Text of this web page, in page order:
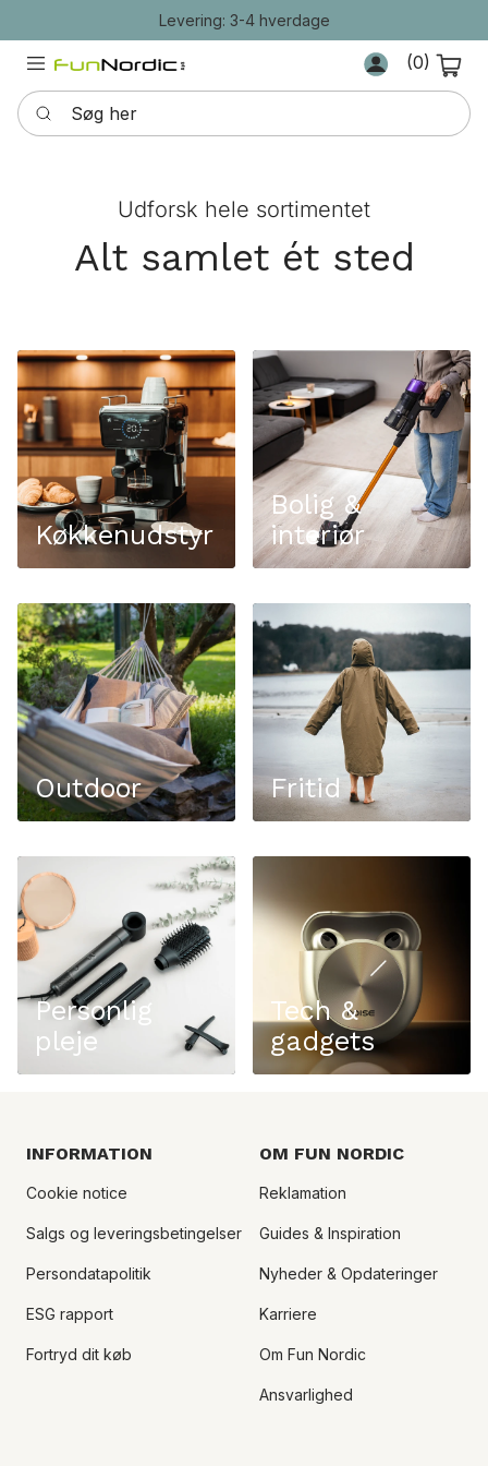
Levering: 3-4 hverdage
Log indKurv
(0)
Søg her
Udforsk hele sortimentet
Alt samlet ét sted
Køkkenudstyr
Køkkenudstyr
Bolig &
interiør
Bolig & interiør
Outdoor
Outdoor
Fritid
Fritid
Personlig
pleje
Personlig pleje
Tech &
gadgets
INFORMATION
Cookie notice
Salgs og leveringsbetingelser
Persondatapolitik
ESG rapport
Fortryd dit køb
OM FUN NORDIC
Reklamation
Guides & Inspiration
Nyheder & Opdateringer
Karriere
Om Fun Nordic
Ansvarlighed